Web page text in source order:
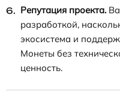
Репутация проекта.
разработкой,
экосистема и
Монеты без
ценность.